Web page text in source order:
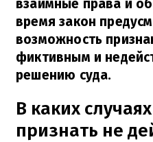
взаимные права и
время закон
возможность
фиктивным и
решению суда.
В каких
признать не